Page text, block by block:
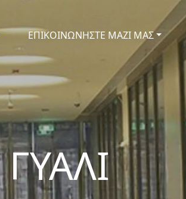
ΕΠΙΚΟΙΝΩΝΗΣΤΕ ΜΑΖΙ ΜΑΣ